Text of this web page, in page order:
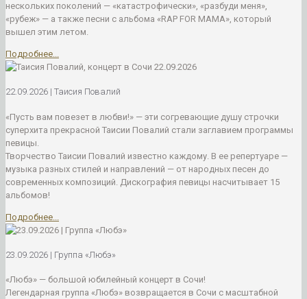
нескольких поколений — «катастрофически», «разбуди меня»,
«рубеж» — а также песни с альбома «RAP FOR MAMA», который
вышел этим летом.
Подробнее...
22.09.2026 | Таисия Повалий
«Пусть вам повезет в любви!» — эти согревающие душу строчки
суперхита прекрасной Таисии Повалий стали заглавием программы
певицы.
Творчество Таисии Повалий известно каждому. В ее репертуаре —
музыка разных стилей и направлений — от народных песен до
современных композиций. Дискография певицы насчитывает 15
альбомов!
Подробнее...
23.09.2026 | Группа «Любэ»
«Любэ» — большой юбилейный концерт в Сочи!
Легендарная группа «Любэ» возвращается в Сочи с масштабной